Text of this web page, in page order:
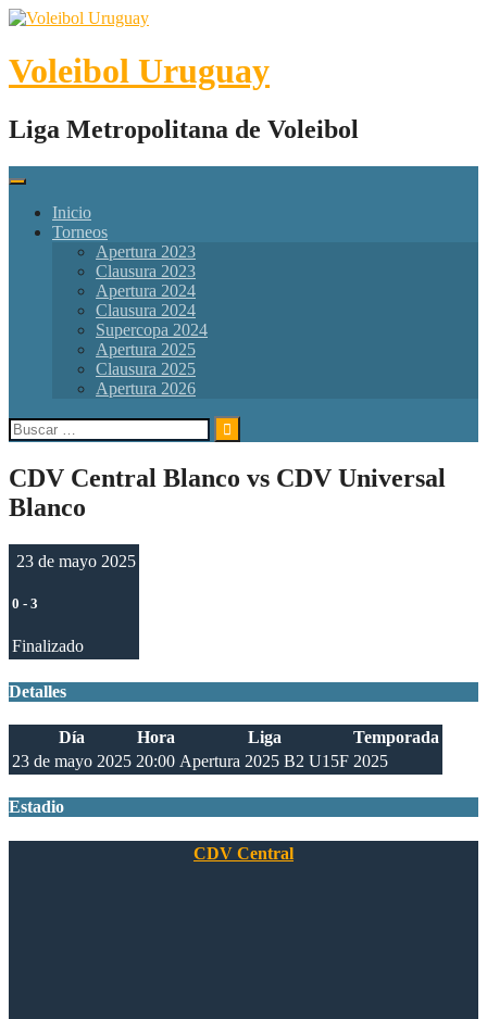
Skip
content
Voleibol Uruguay
Liga Metropolitana de Voleibol
Inicio
Torneos
Apertura 2023
Clausura 2023
Apertura 2024
Clausura 2024
Supercopa 2024
Apertura 2025
Clausura 2025
Apertura 2026
Buscar:
CDV Central Blanco vs CDV Universal
Blanco
23 de mayo 2025
0 - 3
Finalizado
Detalles
Día Hora Liga
Temporada
23 de mayo 2025 20:00 Apertura 2025 B2 U15F 2025
Estadio
CDV Central